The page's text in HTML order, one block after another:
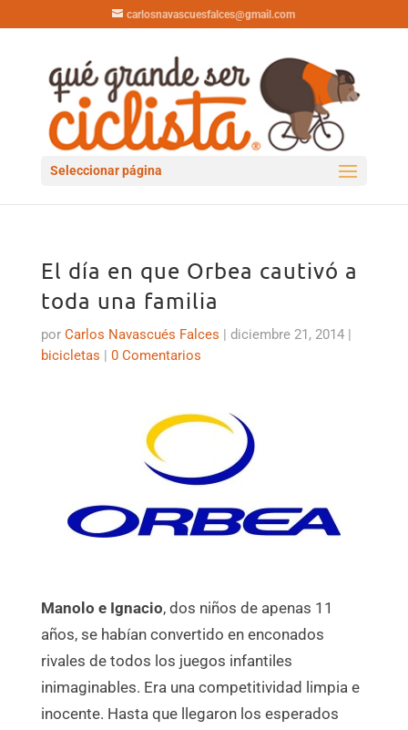
carlosnavascuesfalces@gmail.com
Seleccionar página
El día en que Orbea cautivó a
toda una familia
por Carlos Navascués Falces | diciembre 21, 2014 |
bicicletas | 0 Comentarios
Manolo e Ignacio, dos niños de apenas 11
años, se habían convertido en enconados
rivales de todos los juegos infantiles
inimaginables. Era una competitividad limpia e
inocente. Hasta que llegaron los esperados